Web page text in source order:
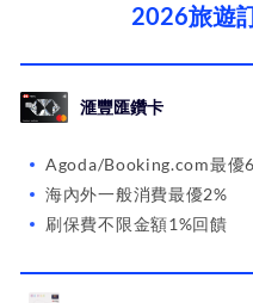
2026旅遊
滙豐匯鑽卡
Agoda/Booking.com最優
海內外一般消費最優2%
刷保費不限金額1%回饋